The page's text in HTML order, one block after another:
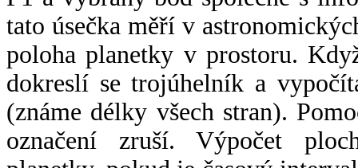
tato úsečka měří v
poloha planetky v prostoru.
dokreslí se trojúhelník a
(známe délky všech stran).
označení zruší. Výpočet